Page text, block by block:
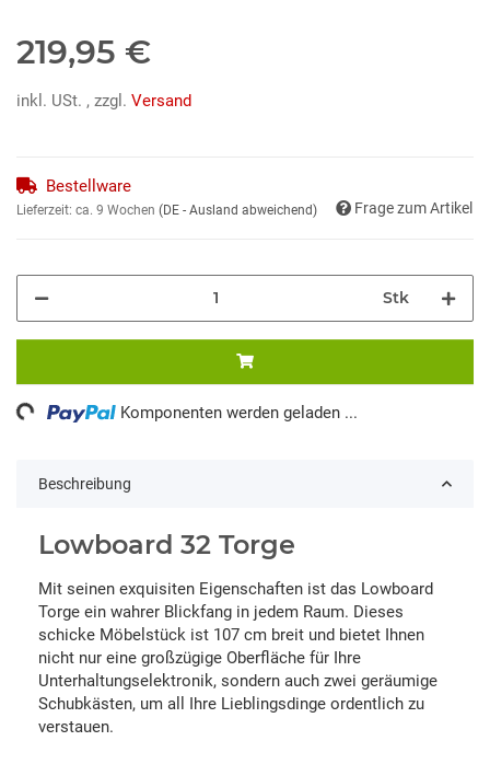
219,95 €
inkl. USt. , zzgl. Versand
Bestellware
Lieferzeit: ca. 9 Wochen (DE - Ausland abweichend) Frage zum Artikel
Stk
Komponenten werden geladen ...
Beschreibung
Lowboard 32 Torge
Mit seinen exquisiten Eigenschaften ist das Lowboard
Torge ein wahrer Blickfang in jedem Raum. Dieses
schicke Möbelstück ist 107 cm breit und bietet Ihnen
nicht nur eine großzügige Oberfläche für Ihre
Unterhaltungselektronik, sondern auch zwei geräumige
Schubkästen, um all Ihre Lieblingsdinge ordentlich zu
verstauen.